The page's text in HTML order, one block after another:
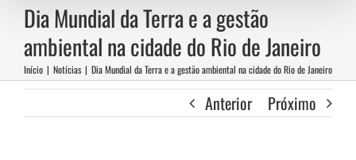
Dia Mundial da Terra e a gestão
ambiental na cidade do Rio de Janeiro
Início | Notícias | Dia Mundial da Terra e a gestão ambiental na cidade do Rio de Janeiro
Anterior Próximo